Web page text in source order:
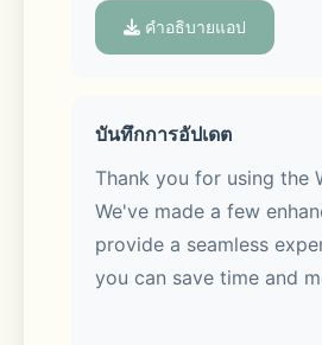
when you want it,
shopping in-store or on
Meet Sparky, your AI
Sparky makes it easy.
You’ll get answers fast
คำอธิบายแอป
บันทึกการอัปเดต
Thank you for using the
We've made a few
provide a seamless
you can save time and